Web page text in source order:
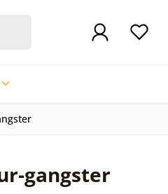
gangster